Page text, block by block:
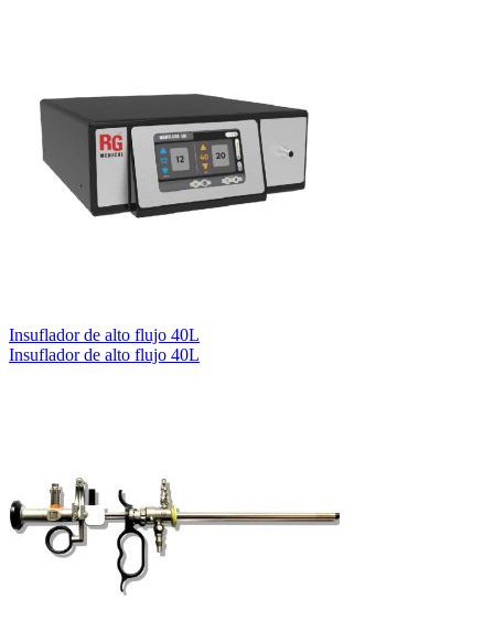
Insuflador de alto flujo 40L
Insuflador de alto flujo 40L